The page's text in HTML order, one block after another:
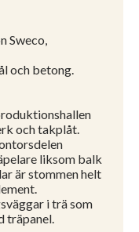
Sweco,
och betong.
och takplåt.
liksom balk
är stommen helt
i trä som
träpanel.